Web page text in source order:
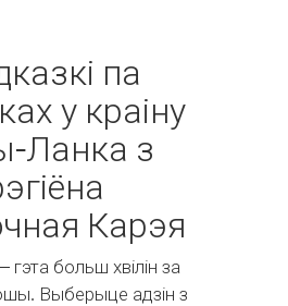
па
у краіну
Ланка з
Карэя
больш хвілін за
Выберыце адзін з